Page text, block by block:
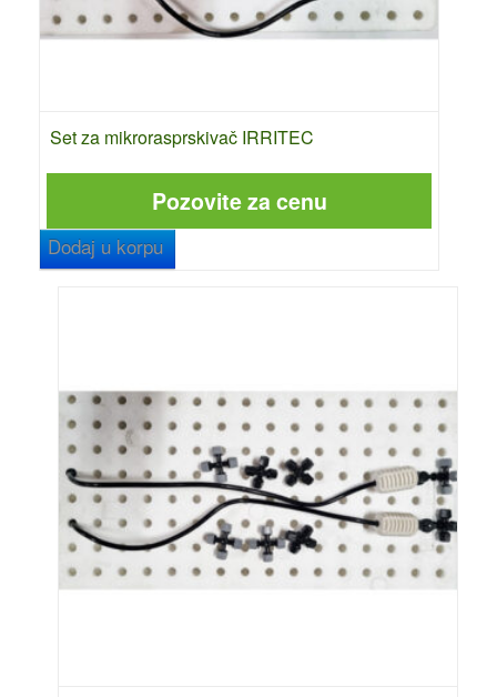
Set za mikrorasprskivač IRRITEC
Pozovite za cenu
Dodaj u korpu